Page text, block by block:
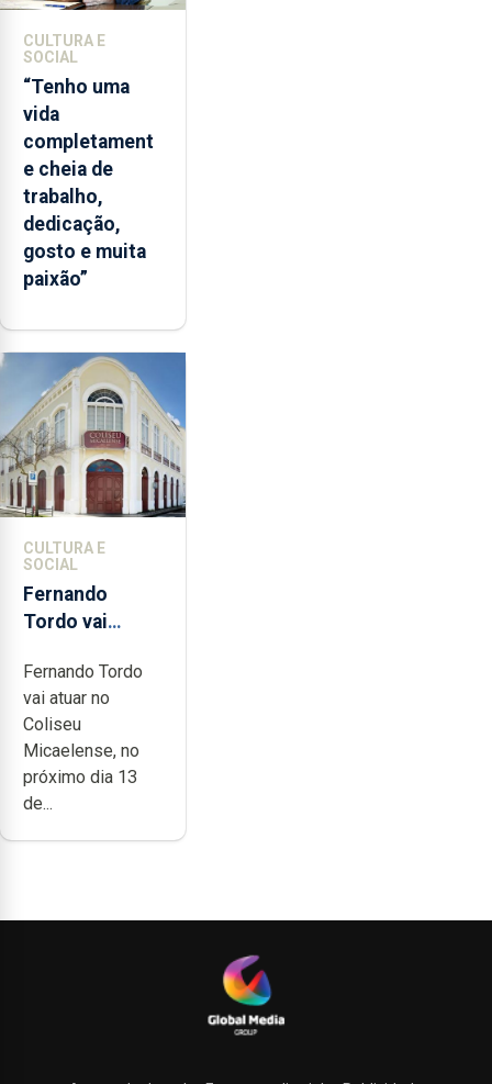
CULTURA E
SOCIAL
“Tenho uma
vida
completament
e cheia de
trabalho,
dedicação,
gosto e muita
paixão”
CULTURA E
SOCIAL
Fernando
Tordo vai
anos de
carreira no
Coliseu
Micaelense
Fernando Tordo
vai atuar no
Coliseu
Micaelense, no
próximo dia 13
de...